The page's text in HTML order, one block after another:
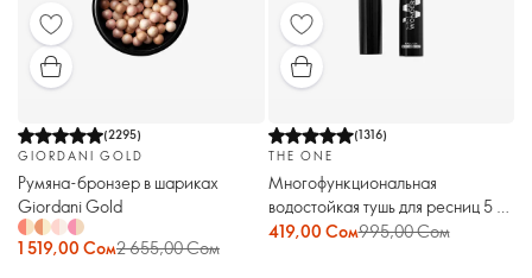
(2295)
GIORDANI GOLD
Румяна-бронзер в шариках
Giordani Gold
1 519,00 Сом2 655,00 Сом
(1316)
THE ONE
Многофункциональная
водостойкая тушь для ресниц 5 в 1
THE ONE Wonderlash
419,00 Сом995,00 Сом